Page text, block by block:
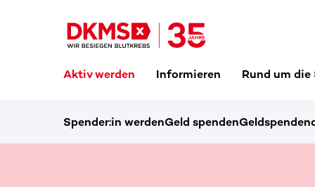
Aktiv werden Informieren Rund um die
Spender:in werdenGeld spenden